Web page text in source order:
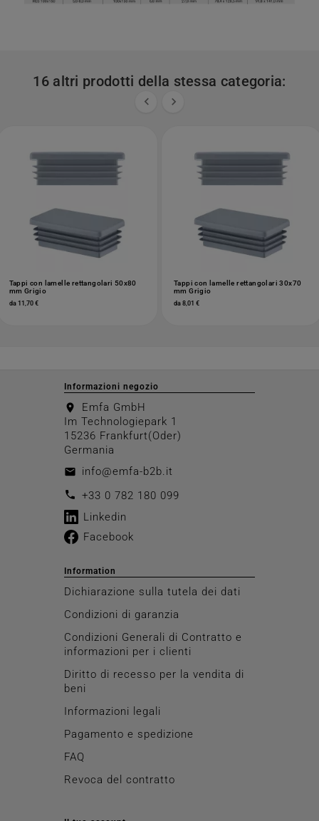
16 altri prodotti della stessa categoria:
 
Tappi con lamelle rettangolari 50x80
mm Grigio
da 11,70 €
Tappi con lamelle rettangolari 30x70
mm Grigio
da 8,01 €
Informazioni negozio
location_on
Emfa GmbH
Im Technologiepark 1
15236 Frankfurt(Oder)
Germania
email info@emfa-b2b.it
call +33 0 782 180 099
Linkedin
Facebook
Information
Dichiarazione sulla tutela dei dati
Condizioni di garanzia
Condizioni Generali di Contratto e
informazioni per i clienti
Diritto di recesso per la vendita di
beni
Informazioni legali
Pagamento e spedizione
FAQ
Revoca del contratto